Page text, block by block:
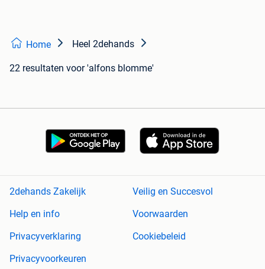
Home Heel 2dehands
22 resultaten voor 'alfons blomme'
2dehands Zakelijk
Veilig en Succesvol
Help en info
Voorwaarden
Privacyverklaring
Cookiebeleid
Privacyvoorkeuren